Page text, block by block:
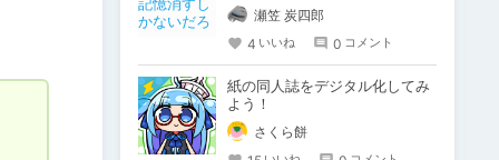
瀬笠 炭四郎
4 いいね 0 コメント
紙の同人誌をデジタル化してみ
よう！
さくら餅